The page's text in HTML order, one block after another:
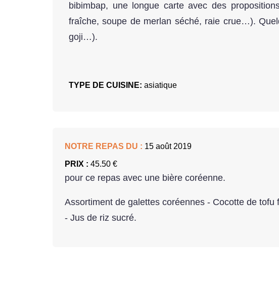
bibimbap, une longue carte avec des
fraîche, soupe de merlan séché, raie crue…).
goji…).
TYPE DE CUISINE: asiatique
NOTRE REPAS DU : 15 août 2019
PRIX : 45.50 €
pour ce repas avec une bière coréenne.
Assortiment de galettes coréennes - Cocotte de tofu
- Jus de riz sucré.